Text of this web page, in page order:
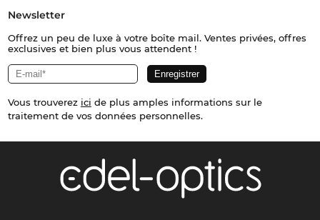
Newsletter
Offrez un peu de luxe à votre boîte mail. Ventes privées, offres
exclusives et bien plus vous attendent !
Vous trouverez ici de plus amples informations sur le
traitement de vos données personnelles.